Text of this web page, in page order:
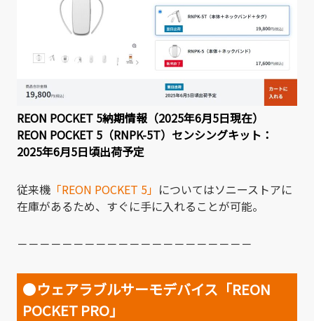
REON POCKET 5納期情報（2025年6月5日現在）
REON POCKET 5（RNPK-5T）センシングキット：
2025年6月5日頃出荷予定
従来機 「REON POCKET 5」 についてはソニーストアに
在庫があるため、すぐに手に入れることが可能。
－－－－－－－－－－－－－－－－－－－－－
●ウェアラブルサーモデバイス「REON
POCKET PRO」